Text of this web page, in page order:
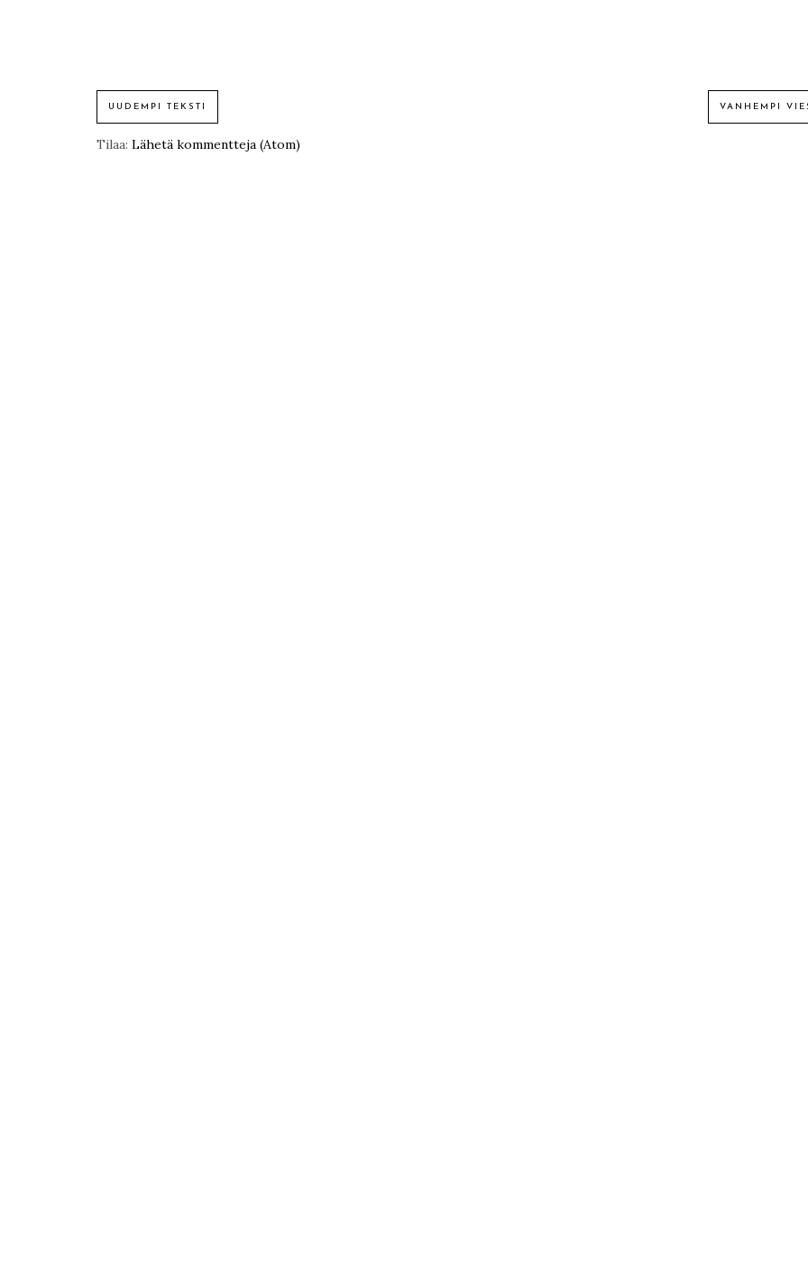
UUDEMPI TEKSTI VANHEMPI
Tilaa: Lähetä kommentteja (Atom)